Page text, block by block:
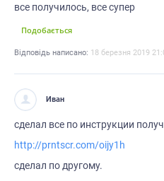
все получилось, все супер
Подобається
Відповідь написано: 18 березня 2019
Иван
сделал все по инструкции
http://prntscr.com/oijy1h
сделал по другому.